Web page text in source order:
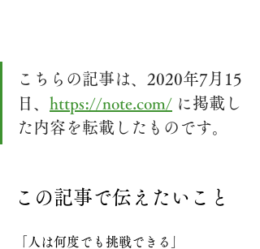
こちらの記事は、2020年7月15
日、 https://note.com/ に掲載し
た内容を転載したものです。
この記事で伝えたいこと
「人は何度でも挑戦できる」